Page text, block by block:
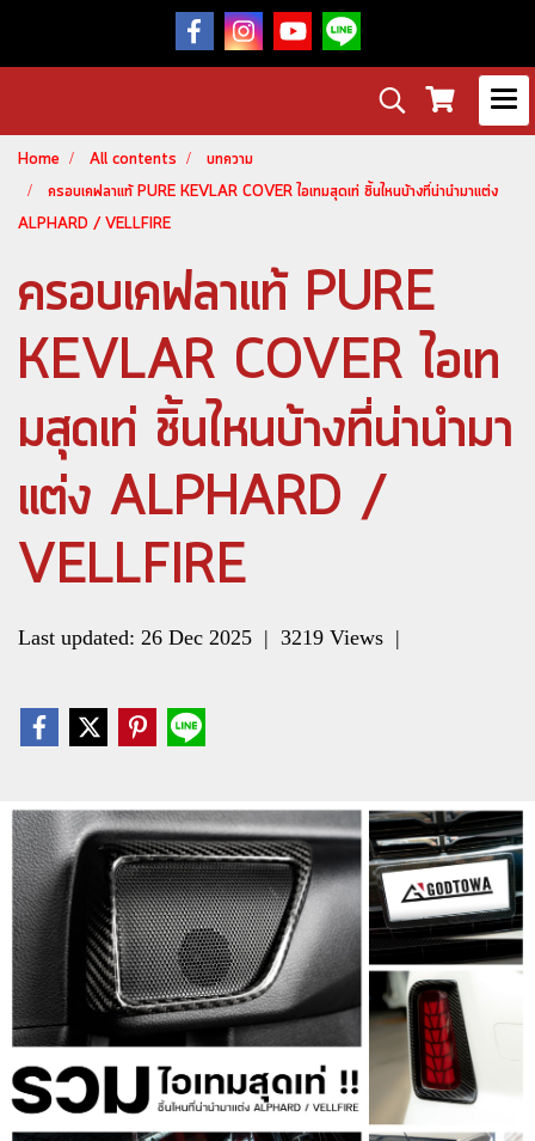
Home All contents
บทความ
ครอบเคฟลาแท้ PURE KEVLAR COVER ไอเทมสุดเท่ ชิ้นไหนบ้างที่น่านำมาแต่ง
ALPHARD / VELLFIRE
ครอบเคฟลาแท้ PURE
KEVLAR COVER ไอเท
มสุดเท่ ชิ้นไหนบ้างที่น่านำมา
แต่ง ALPHARD /
VELLFIRE
Last updated: 26 Dec 2025 | 3219 Views |